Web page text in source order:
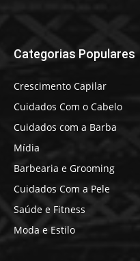
Categorias Populares
Crescimento Capilar
Cuidados Com o Cabelo
Cuidados com a Barba
Mídia
Barbearia e Grooming
Cuidados Com a Pele
Saúde e Fitness
Moda e Estilo